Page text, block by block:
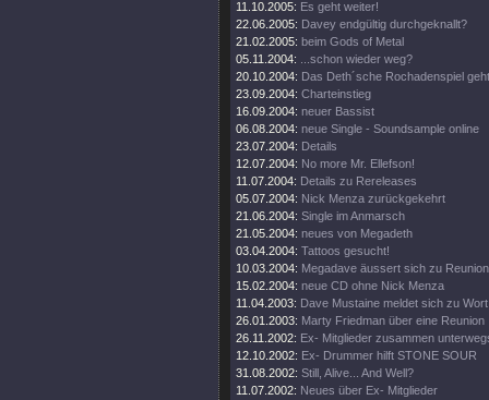
11.10.2005: Es geht weiter!
22.06.2005: Davey endgültig durchgeknallt?
21.02.2005: beim Gods of Metal
05.11.2004:
...schon wieder weg?
20.10.2004: Das Deth´sche Rochadenspiel
23.09.2004: Charteinstieg
16.09.2004: neuer Bassist
06.08.2004: neue Single - Soundsample online
23.07.2004: Details
12.07.2004: No more Mr. Ellefson!
11.07.2004: Details zu Rereleases
05.07.2004: Nick Menza zurückgekehrt
21.06.2004: Single im Anmarsch
21.05.2004: neues von Megadeth
03.04.2004: Tattoos gesucht!
10.03.2004: Megadave äussert sich zu Reunion
15.02.2004: neue CD ohne Nick Menza
11.04.2003: Dave Mustaine meldet sich zu Wort
26.01.2003: Marty Friedman über eine Reunion
26.11.2002: Ex- Mitglieder zusammen
12.10.2002: Ex- Drummer hilft STONE SOUR
31.08.2002: Still, Alive... And Well?
11.07.2002: Neues über Ex- Mitglieder